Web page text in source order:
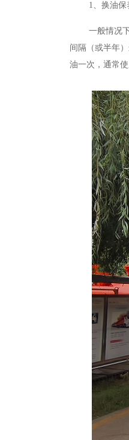
1、换油保
一般情况
间隔（或半年
油一次，通常